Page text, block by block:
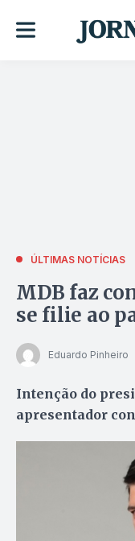
ÚLTIMAS NOTÍCIAS
MDB faz
se filie ao
Eduardo Pinheiro
Intenção do
apresentador